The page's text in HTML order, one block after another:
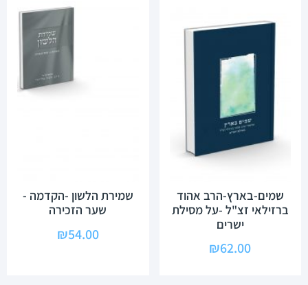
שמים-בארץ-הרב אהוד
ברזילאי זצ"ל -על מסילת
ישרים
₪62.00
שמירת הלשון -הקדמה -
שער הזכירה
₪54.00